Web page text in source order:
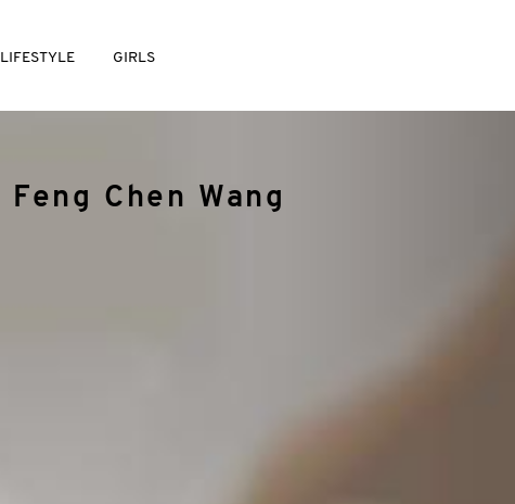
LIFESTYLE GIRLS
Feng Chen Wang